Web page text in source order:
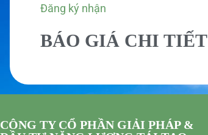
Đăng ký nhận
BÁO GIÁ CHI TIẾT
CÔNG TY CỔ PHẦN GIẢI PHÁP &